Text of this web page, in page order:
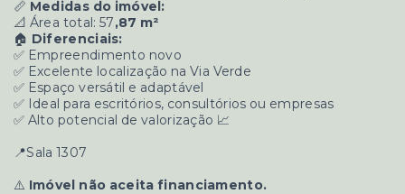
📏 Medidas do imóvel:
📐 Área total: 57,87 m²
🏠 Diferenciais:
✅ Empreendimento novo
✅ Excelente localização na Via Verde
✅ Espaço versátil e adaptável
✅ Ideal para escritórios, consultórios ou empresas
✅ Alto potencial de valorização 📈
📍Sala 1307
⚠️ Imóvel não aceita financiamento.